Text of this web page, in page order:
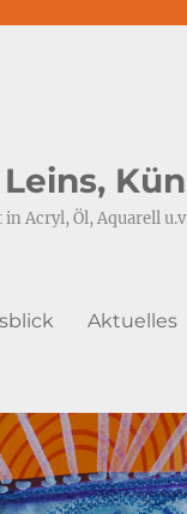
Leins,
Acryl, Öl, Aquarell
Aktuelles